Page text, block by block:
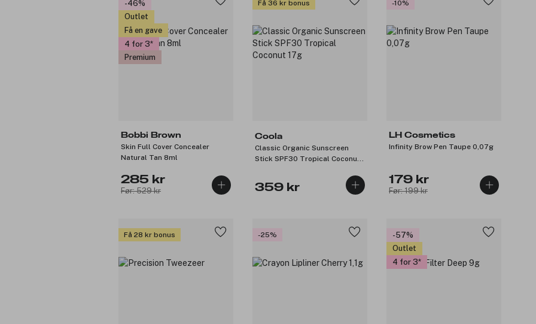
-46%
Outlet
Få en gave
4 for 3
Premium
Bobbi Brown
Skin Full Cover Concealer
Natural Tan 8ml
285 kr
Før: 529 kr
Få 36 kr bonus
Coola
Classic Organic Sunscreen
Stick SPF30 Tropical Coconut
359 kr
-10%
LH Cosmetics
Infinity Brow Pen Taupe 0,07g
179 kr
Før: 199 kr
Få 28 kr bonus -25%
-57%
Outlet
4 for 3